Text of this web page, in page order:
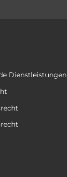
Dienstleistungen